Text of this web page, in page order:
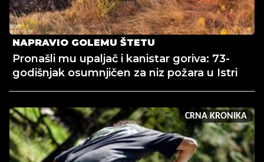
NAPRAVIO GOLEMU ŠTETU
Pronašli mu upaljač i kanistar goriva: 73-
godišnjak osumnjičen za niz požara u Istri
CRNA KRONIKA